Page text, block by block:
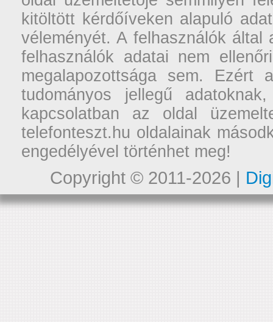
kitöltött kérdőíveken alapuló
véleményét. A felhasználók
felhasználók adatai nem
megalapozottsága sem. Ezért
tudományos jellegű
kapcsolatban az oldal
telefonteszt.hu oldalainak
engedélyével történhet meg!
Copyright © 2011-2026 |